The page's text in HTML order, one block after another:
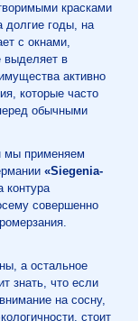
красками
долгие годы, на
с окнами,
выделяет в
активно
которые часто
обычными
мы применяем
«Siegenia-
контура
совершенно
а остальное
знать, что если
на сосну,
стоит